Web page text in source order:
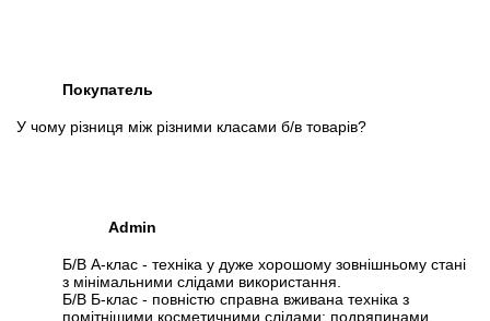
Покупатель
У чому різниця між різними класами б/в товарів?
Admin
Б/В А-клас - техніка у дуже хорошому зовнішньому стані
з мінімальними слідами використання.
Б/В Б-клас - повністю справна вживана техніка з
помітнішими косметичними слідами: подряпинами,